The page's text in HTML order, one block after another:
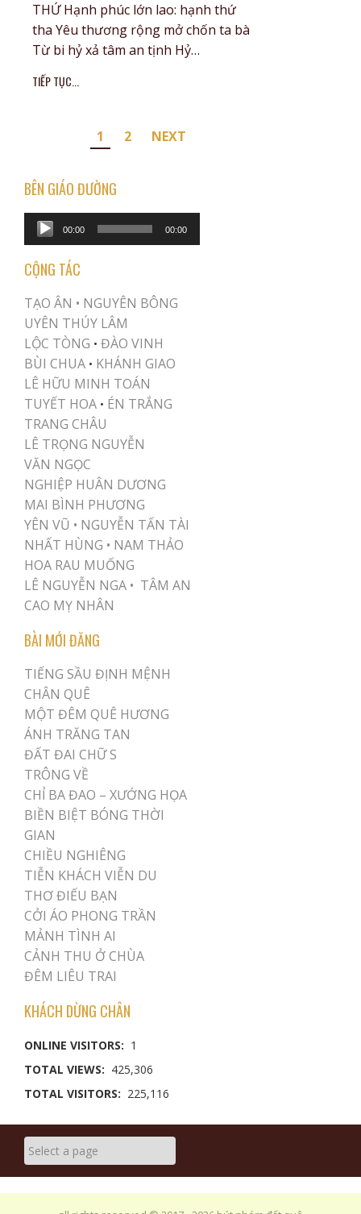
THỨ Hạnh phúc lớn lao: hạnh thứ
tha Yêu thương rộng mở chốn ta bà
Từ bi hỷ xả tâm an tịnh Hỷ…
TIẾP TỤC...
1 2 NEXT
BÊN GIÁO ĐƯỜNG
Audio
Player
00:00 00:00
CỘNG TÁC
TẠO ÂN • NGUYÊN BÔNG
UYÊN THÚY LÂM
LỘC TÒNG • ĐÀO VINH
BÙI CHUA • KHÁNH GIAO
LÊ HỮU MINH TOÁN
TUYẾT HOA • ÉN TRẮNG
TRANG CHÂU
LÊ TRỌNG NGUYỄN
VĂN NGỌC
NGHIỆP HUÂN DƯƠNG
MAI BÌNH PHƯƠNG
YÊN VŨ • NGUYỄN TẤN TÀI
NHẤT HÙNG • NAM THẢO
HOA RAU MUỐNG
LÊ NGUYỄN NGA • TÂM AN
CAO MỴ NHÂN
BÀI MỚI ĐĂNG
TIẾNG SẦU ĐỊNH MỆNH
CHÂN QUÊ
MỘT ĐÊM QUÊ HƯƠNG
ÁNH TRĂNG TAN
ĐẤT ĐAI CHỮ S
TRÔNG VỀ
CHỈ BA ĐAO – XƯỚNG HỌA
BIỀN BIỆT BÓNG THỜI
GIAN
CHIỀU NGHIÊNG
TIỄN KHÁCH VIỄN DU
THƠ ĐIẾU BẠN
CỞI ÁO PHONG TRẦN
MẢNH TÌNH AI
CẢNH THU Ở CHÙA
ĐÊM LIÊU TRAI
KHÁCH DỪNG CHÂN
ONLINE VISITORS: 1
TOTAL VIEWS: 425,306
TOTAL VISITORS: 225,116